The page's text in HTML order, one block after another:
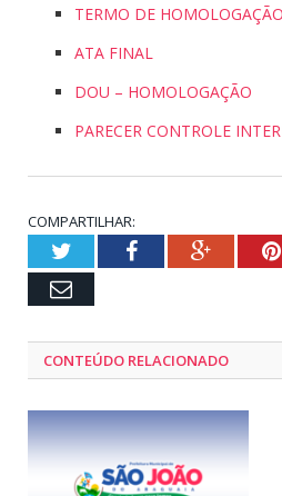
TERMO DE HOMOLOGAÇÃO
ATA FINAL
DOU – HOMOLOGAÇÃO
PARECER CONTROLE
COMPARTILHAR:
TwitterFacebookGoogle+
Email
CONTEÚDO RELACIONADO